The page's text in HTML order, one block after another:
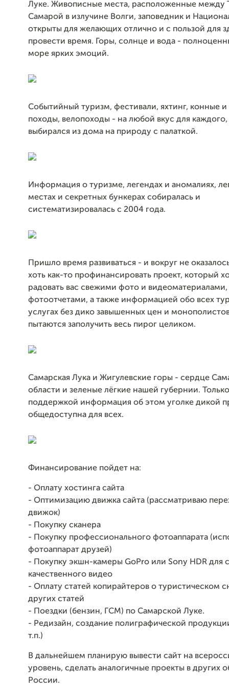
Луке. Живописные места, расположенные между
Самарой в излучине Волги, заповедник и
открыты для желающих отлично и с пользой для
провести время. Горы, солнце и вода -
море ярких эмоций.
Событийный туризм, фестивали, яхтинг, конные
походы, велопоходы - на любой вкус для каждого,
выбирался из дома на природу с палаткой.
Информация о туризме, легендах и аномалиях,
местах и секретных бункерах собиралась и
систематизировалась с 2004 года.
Пришло время развиваться - и вокруг не
хоть как-то профинансировать проект, который
радовать вас свежими фото и видеоматериалами,
фотоотчетами, а также информацией обо всех
услугах без дико завышенных цен и
пытаются заполучить весь пирог целиком.
Самарская Лука и Жигулевские горы - сердце
области и зеленые лёгкие нашей губернии.
поддержкой информация об этом уголке дикой
общедоступна для всех.
Финансирование пойдет на:
- Оплату хостинга сайта
- Оптимизацию движка сайта (рассматриваю
движок)
- Покупку сканера
- Покупку профессионального фотоаппарата
фотоаппарат друзей)
- Покупку экшн-камеры GoPro или Sony HDR для
качественного видео
- Оплату статей копирайтеров о туристическом
других статей
- Поездки (бензин, ГСМ) по Самарской Луке.
- Редизайн, создание полиграфической
т.п.)
В дальнейшем планирую вывести сайт на
уровень, сделать аналогичные проекты в других
России.